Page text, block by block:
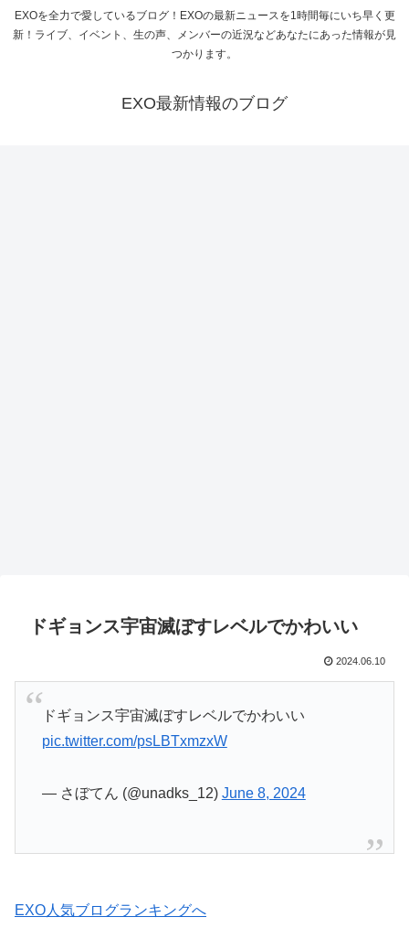
EXOを全力で愛しているブログ！EXOの最新ニュースを1時間毎にいち早く更
新！ライブ、イベント、生の声、メンバーの近況などあなたにあった情報が見
つかります。
EXO最新情報のブログ
ドギョンス宇宙滅ぼすレベルでかわいい
2024.06.10
ドギョンス宇宙滅ぼすレベルでかわいい
pic.twitter.com/psLBTxmzxW
— さぼてん (@unadks_12) June 8, 2024
EXO人気ブログランキングへ